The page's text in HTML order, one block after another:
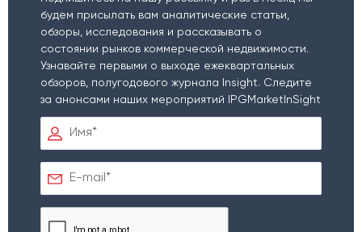
будем присылать вам аналитические статьи,
обзоры, исследования и рассказывать о
состоянии рынков коммерческой недвижимости.
Узнавайте первыми о выходе ежеквартальных
обзоров, полугодового журнала Insight. Следите
за анонсами наших мероприятий IPGMarketInSight